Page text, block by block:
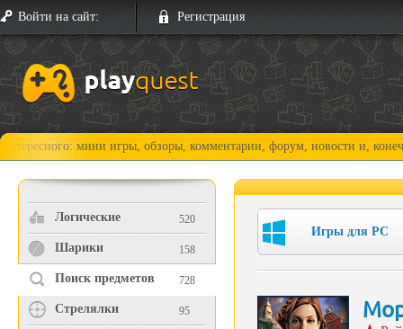
Войти на сайт: Регистрация
мини игры, обзоры, комментарии, форум, новости и, конечно,
Логические 520
Шарики 158
Поиск предметов 728
Стрелялки 95
Игры для PC